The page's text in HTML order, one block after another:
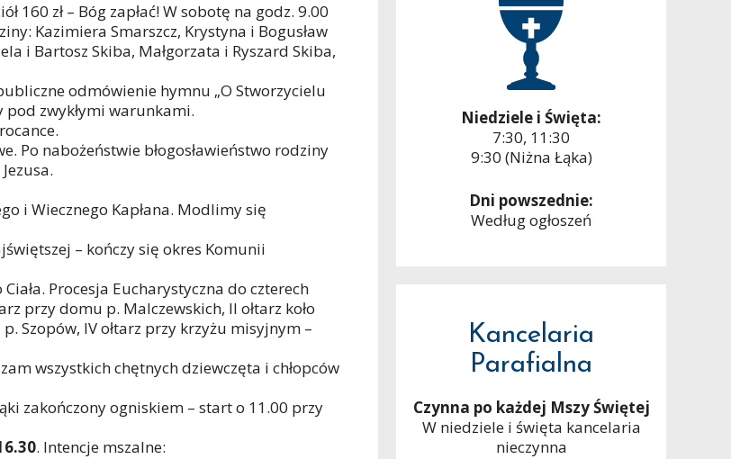
160 zł – Bóg zapłać! W sobotę na godz. 9.00
Kazimiera Smarszcz, Krystyna i Bogusław
i Bartosz Skiba, Małgorzata i Ryszard Skiba,
odmówienie hymnu „O Stworzycielu
pod zwykłymi warunkami.
Po nabożeństwie błogosławieństwo rodziny
i Wiecznego Kapłana. Modlimy się
– kończy się okres Komunii
Procesja Eucharystyczna do czterech
przy domu p. Malczewskich, II ołtarz koło
Szopów, IV ołtarz przy krzyżu misyjnym –
wszystkich chętnych dziewczęta i chłopców
zakończony ogniskiem – start o 11.00 przy
. Intencje mszalne:
Niedziele i Święta:
7:30, 11:30
9:30 (Niżna Łąka)
Dni powszednie:
Według ogłoszeń
Kancelaria
Parafialna
Czynna po każdej Mszy Świętej
W niedziele i święta kancelaria
nieczynna